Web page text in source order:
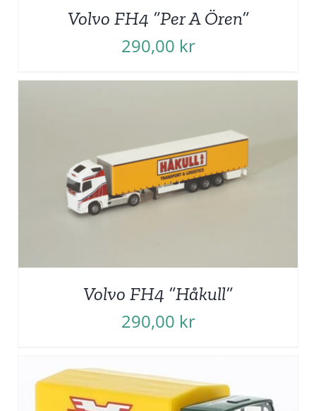
Volvo FH4 ”Per A Ören”
290,00 kr
Volvo FH4 ”Håkull”
290,00 kr